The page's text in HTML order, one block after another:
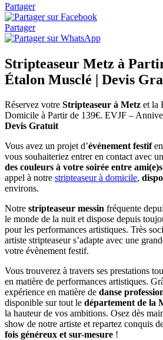
Partager
Partager
Stripteaseur Metz à
Étalon Musclé | Devis
Réservez votre Stripteaseur à Metz et la
Domicile à Partir de 139€. EVJF –
Devis Gratuit
Vous avez un projet d’événement festifen
vous souhaiteriez entrer en contact avec
des couleurs à votre soirée entre ami(e)s
appel à notre stripteaseur à domicile,
environs.
Notre stripteaseur messin fréquente
le monde de la nuit et dispose depuis
pour les performances artistiques. Très
artiste stripteaseur s’adapte avec une
votre évènement festif.
Vous trouverez à travers ses prestations
en matière de performances artistiques.
expérience en matière de danse
disponible sur tout le département de la
la hauteur de vos ambitions. Osez dès
show de notre artiste et repartez conquis
fois généreux et sur-mesure !